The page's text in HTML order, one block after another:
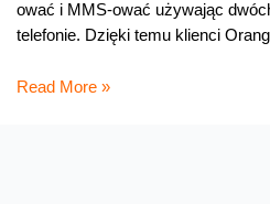
ować i MMS-ować używając
telefonie. Dzięki temu klienci
Orange
Read More »